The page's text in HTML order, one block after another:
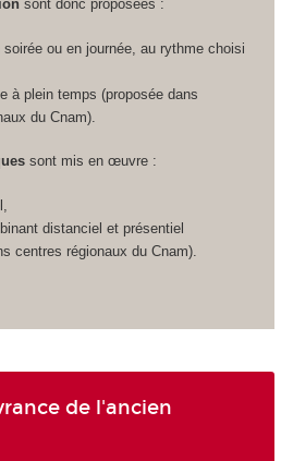
sont donc proposées :
ou en journée, au rythme choisi
à plein temps (proposée dans
du Cnam).
sont mis en œuvre :
distanciel et présentiel
centres régionaux du Cnam).
de l'ancien